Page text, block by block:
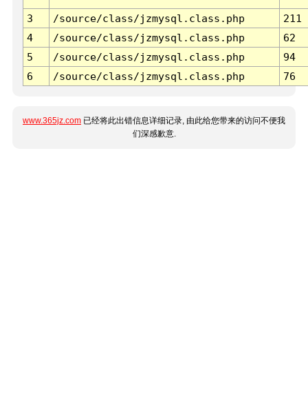
3 /source/class/jzmysql.class.php
211
4
/source/class/jzmysql.class.php
62
5
/source/class/jzmysql.class.php
94
6
/source/class/jzmysql.class.php 76
www.365jz.com 已经将此出错信息详细记录, 由此给您带来的访问不便我
们深感歉意.